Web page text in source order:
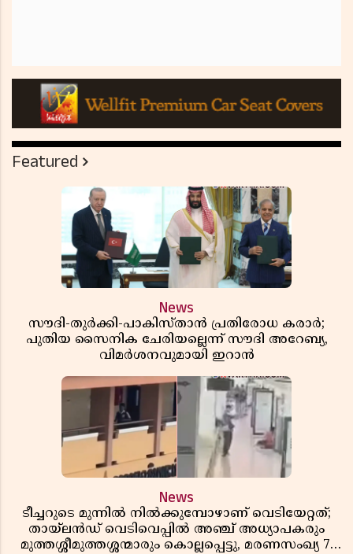
Featured
News
സൗദി-തുർക്കി-പാകിസ്താൻ പ്രതിരോധ കരാർ;
പുതിയ സൈനിക ചേരിയല്ലെന്ന് സൗദി അറേബ്യ,
വിമർശനവുമായി ഇറാൻ
News
ടീച്ചറുടെ മുന്നിൽ നിൽക്കുമ്പോഴാണ് വെടിയേറ്റത്;
തായ്‌ലൻഡ് വെടിവെപ്പിൽ അഞ്ച് അധ്യാപകരും
മുത്തശ്ശീമുത്തശ്ശന്മാരും കൊല്ലപ്പെട്ടു, മരണസംഖ്യ 7;